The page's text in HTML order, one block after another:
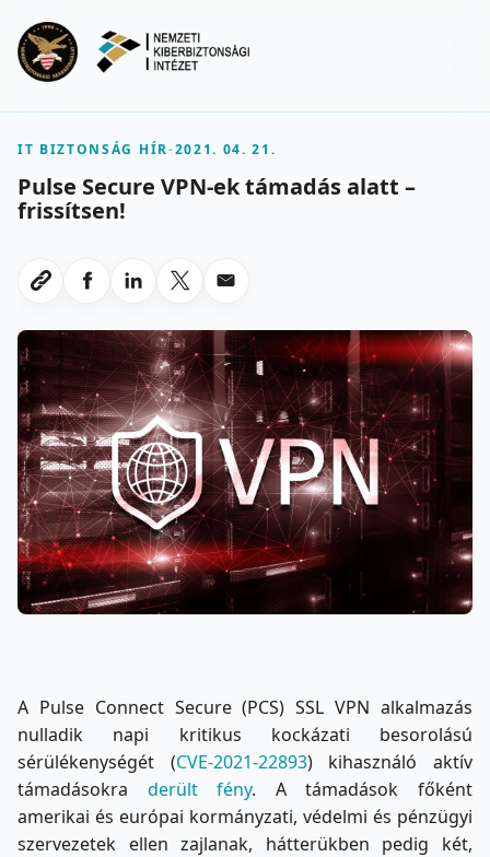
IT BIZTONSÁG HÍR-2021. 04. 21.
Pulse Secure VPN-ek támadás alatt –
frissítsen!
Link masolasa
Megosztas Facebookon
Megosztas LinkedInen
Megosztas X-en
Megosztas emailben
A Pulse Connect Secure (PCS) SSL VPN alkalmazás
nulladik napi kritikus kockázati besorolású
sérülékenységét (CVE-2021-22893) kihasználó aktív
támadásokra derült fény. A támadások főként
amerikai és európai kormányzati, védelmi és pénzügyi
szervezetek ellen zajlanak, hátterükben pedig két,